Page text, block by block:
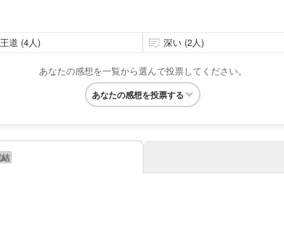
王道 (4人) 深い (2人)
あなたの感想を一覧から選んで投票してください。
あなたの感想を投票する